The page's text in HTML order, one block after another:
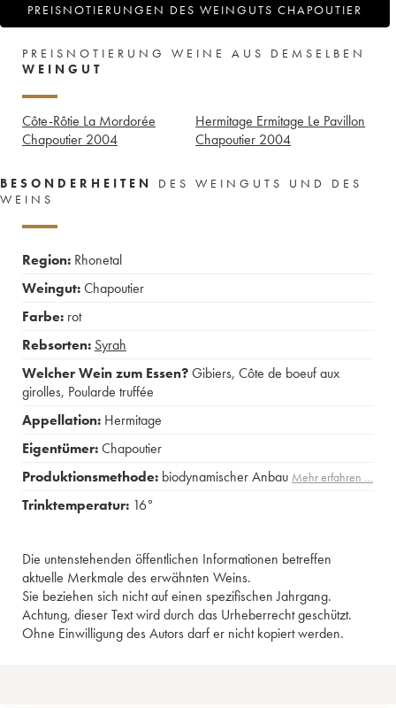
PREISNOTIERUNGEN DES WEINGUTS CHAPOUTIER
PREISNOTIERUNG WEINE AUS DEMSELBEN
WEINGUT
Côte-Rôtie La Mordorée
Chapoutier 2004
Hermitage Ermitage Le Pavillon
Chapoutier 2004
BESONDERHEITEN
DES WEINGUTS UND DES
WEINS
Region: Rhonetal
Weingut:Chapoutier
Farbe: rot
Rebsorten: Syrah
Welcher Wein zum Essen?Gibiers, Côte de boeuf aux
girolles, Poularde truffée
Appellation: Hermitage
Eigentümer:Chapoutier
Produktionsmethode: biodynamischer Anbau Mehr erfahren …
Trinktemperatur: 16°
Die untenstehenden öffentlichen Informationen betreffen
aktuelle Merkmale des erwähnten Weins.
Sie beziehen sich nicht auf einen spezifischen Jahrgang.
Achtung, dieser Text wird durch das Urheberrecht geschützt.
Ohne Einwilligung des Autors darf er nicht kopiert werden.